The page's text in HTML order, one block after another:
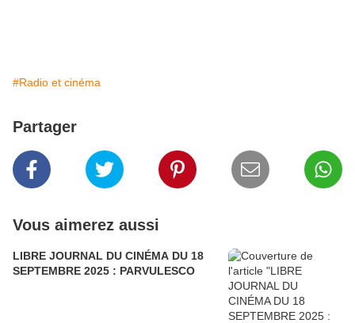
#Radio et cinéma
Partager
Vous aimerez aussi
LIBRE JOURNAL DU CINÉMA DU 18
SEPTEMBRE 2025 : PARVULESCO